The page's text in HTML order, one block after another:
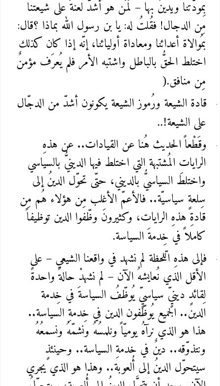
بِمودّتنا ويدينُ بها – لَمَن هو أشدُّ لعنةً على شيعتنا
مِن الدجال! فقُلتُ له: يا بن رسول الله بماذا ؟قال:
بمُوالاة أعدائنا ومعاداة أوليائنا، إنّه إذا كان كذلك
اختلط الحقُّ بالباطل واشتبه الأمر فلم يُعرَف مؤمنٌ
مِن منافق).
قادة الشيعة ورُموز الشيعة يكونون أشدّ من الدجّال
على الشيعة..!
وقَطْعاً الحديث هُنا عن القيادات.. عن هذهِ
الرايات المُشتبهة التي اختلط فيها الدينيُّ بالسياسي
واختلطَ السياسيُّ بالديني، حتّى تحوّل الدينُ إلى
سِلعةٍ سياسيّة.. فالأعمّ الأغلب مِن هؤلاء هُم مِن
قادةِ هذهِ الرايات، وكثيرونَ وظّفوا الدين توظيفاً
كاملاً في خِدمةَ السياسة.
فإلى هذهِ الّلحظة لم نشهد في واقعنا الشيعي – على
الأقل الذي نُعايشهُ الآن – لم نشهدْ حالةً واحدةً
لِقائدٍ دينيٍّ سياسيٍّ يُوظّفُ السياسةَ في خِدمة
الدين.. الجميع يُوظّفون الدين في خِدمةِ السياسة..
هذا هو الذي نرآهُ يوميّاً ونلمسُهُ ونشمّهُ ونسمعُهُ
ونتذوّقه.. دينٌ في خدمةِ السياسة.. وحينئذٍ
سيتحوّل الدينُ إلى أُلعوبة.. وهذا هو الذي يجري